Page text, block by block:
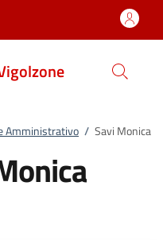
Amministrativo / Savi Monica